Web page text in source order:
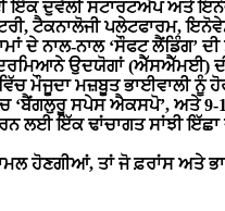
ਇੱਕ ਦੁਵੱਲੀ ਸਟਾਰਟਅੱਪ ਅਤੇ
,ਟੈਕਨਾਲੋਜੀ ਪਲੇਟਫਾਰਮ,
ਦੇ ਨਾਲ-ਨਾਲ‘ਸੌਫਟ ਲੈਂਡਿੰਗ’ਦੀ
ਉਦਯੋਗਾਂ(ਐੱਸਐੱਮਈ)
ਮੌਜੂਦਾ ਮਜ਼ਬੂਤ ਭਾਈਵਾਲੀ ਨੂੰ
‘ਬੈਂਗਲੁਰੂ ਸਪੇਸ ਐਕਸਪੋ’,ਅਤੇ9-
ਲਈ ਇੱਕ ਢਾਂਚਾਗਤ ਸਾਂਝੀ ਇੱਛਾ
ਹੋਣਗੀਆਂ, ਤਾਂ ਜੋ ਫ਼ਰਾਂਸ ਅਤੇ